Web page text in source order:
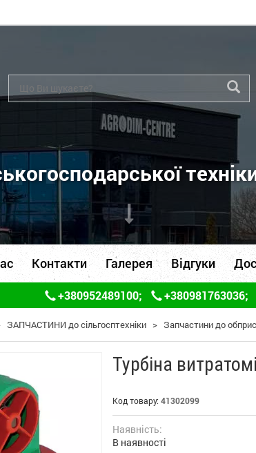
Контакти Галерея Відгуки
+380952489100; +380981763036;
ЗАПЧАСТИНИ до сільгосптехніки > Запчастини до
Турбіна
Код товару: 41302099
Наявність:
В наявності